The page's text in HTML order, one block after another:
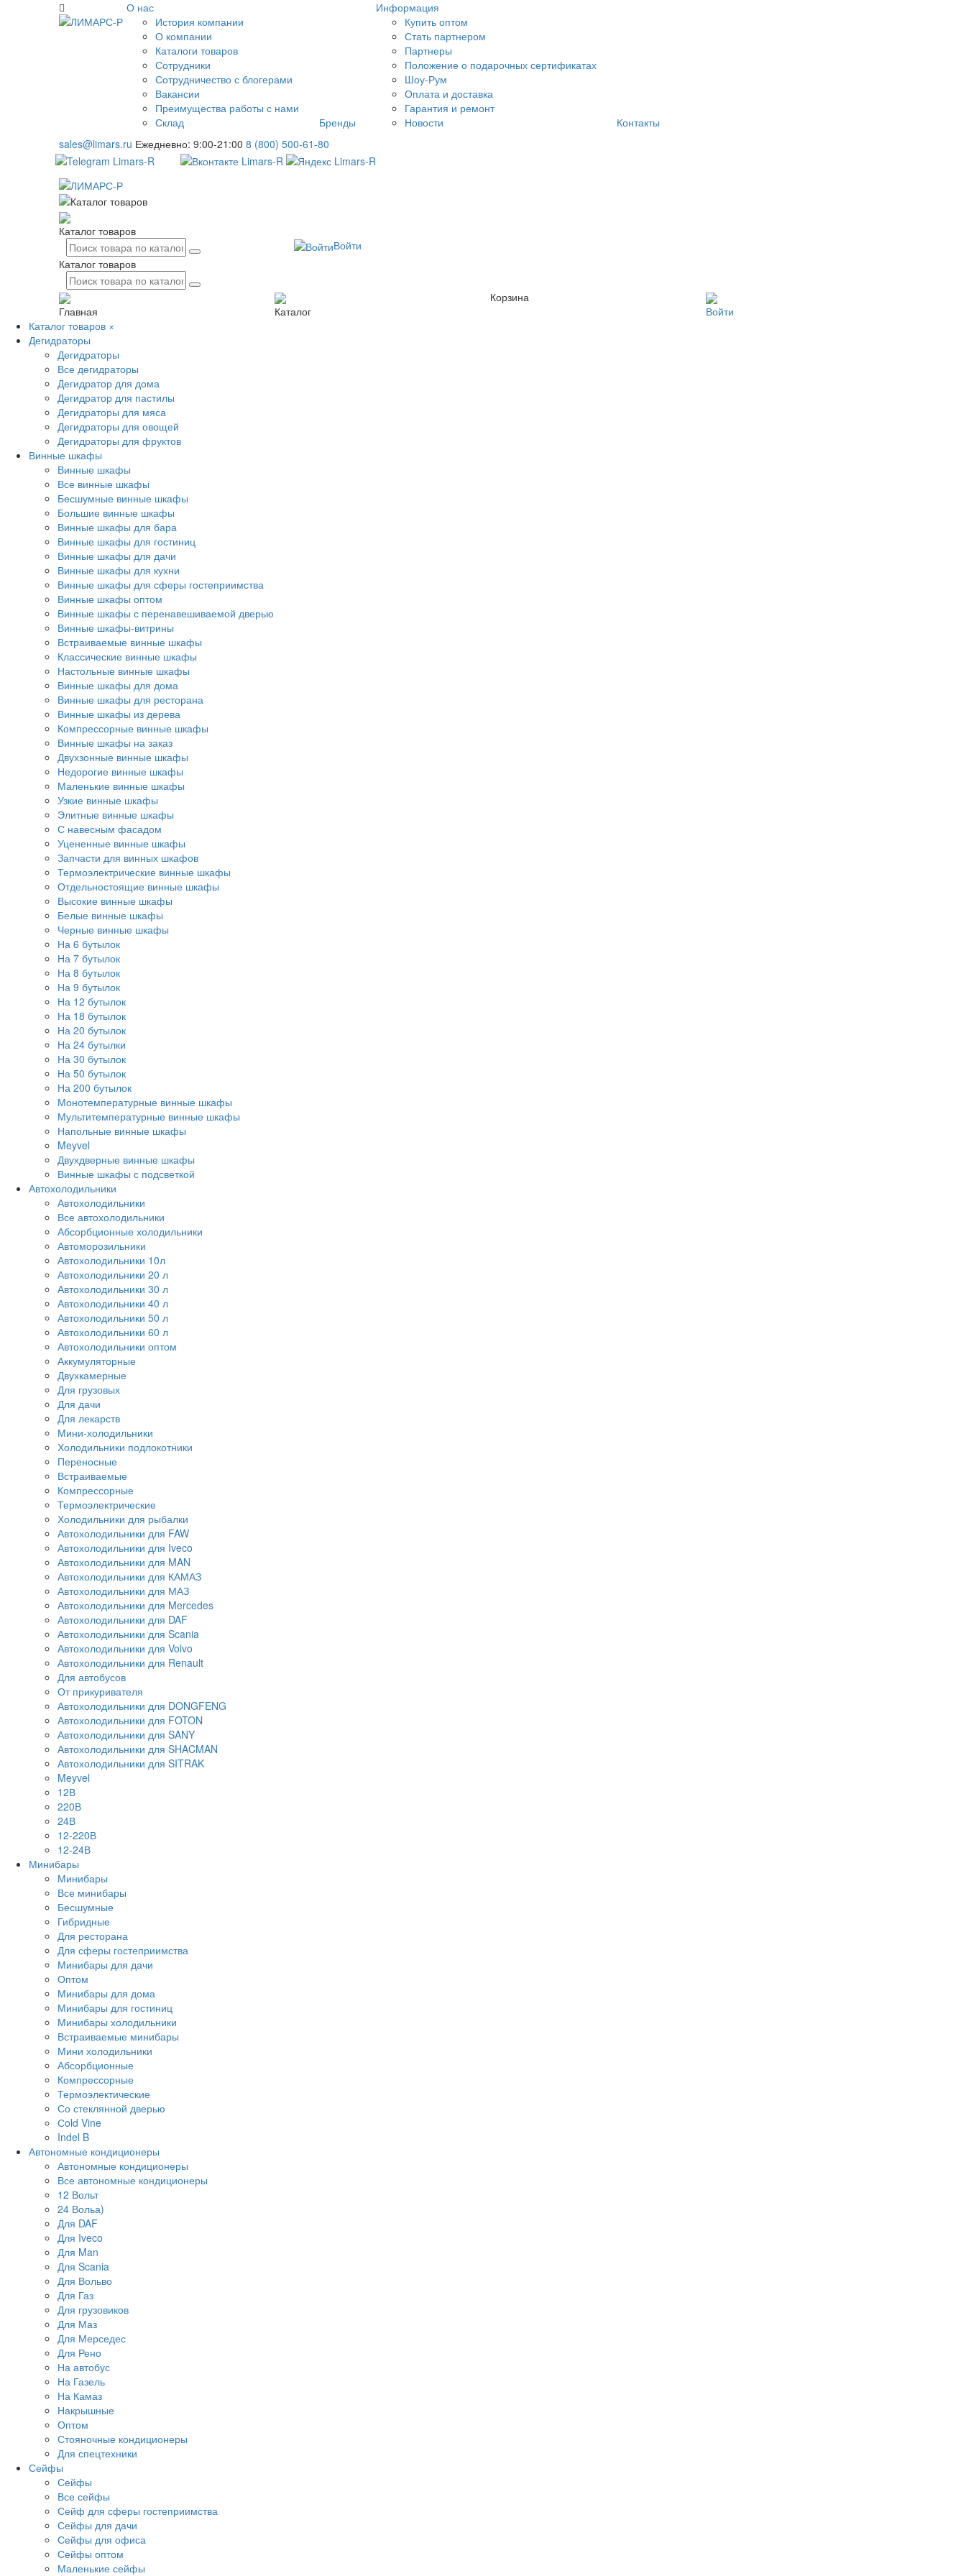
О нас
История компании
О компании
Каталоги товаров
Сотрудники
Сотрудничество с блогерами
Вакансии
Преимущества работы с нами
Склад
Бренды
Информация
Купить оптом
Стать партнером
Партнеры
Положение о подарочных сертификатах
Шоу-Рум
Оплата и доставка
Гарантия и ремонт
Новости
Контакты
sales@limars.ru Ежедневно: 9:00-21:00 8 (800) 500-61-80
Каталог товаров
Войти
Каталог товаров
Главная Каталог
Корзина
Войти
Каталог товаров ×
Дегидраторы
Дегидраторы
Все дегидраторы
Дегидратор для дома
Дегидратор для пастилы
Дегидраторы для мяса
Дегидраторы для овощей
Дегидраторы для фруктов
Винные шкафы
Винные шкафы
Все винные шкафы
Бесшумные винные шкафы
Большие винные шкафы
Винные шкафы для бара
Винные шкафы для гостиниц
Винные шкафы для дачи
Винные шкафы для кухни
Винные шкафы для сферы гостеприимства
Винные шкафы оптом
Винные шкафы с перенавешиваемой дверью
Винные шкафы-витрины
Встраиваемые винные шкафы
Классические винные шкафы
Настольные винные шкафы
Винные шкафы для дома
Винные шкафы для ресторана
Винные шкафы из дерева
Компрессорные винные шкафы
Винные шкафы на заказ
Двухзонные винные шкафы
Недорогие винные шкафы
Маленькие винные шкафы
Узкие винные шкафы
Элитные винные шкафы
С навесным фасадом
Уцененные винные шкафы
Запчасти для винных шкафов
Термоэлектрические винные шкафы
Отдельностоящие винные шкафы
Высокие винные шкафы
Белые винные шкафы
Черные винные шкафы
На 6 бутылок
На 7 бутылок
На 8 бутылок
На 9 бутылок
На 12 бутылок
На 18 бутылок
На 20 бутылок
На 24 бутылки
На 30 бутылок
На 50 бутылок
На 200 бутылок
Монотемпературные винные шкафы
Мультитемпературные винные шкафы
Напольные винные шкафы
Meyvel
Двухдверные винные шкафы
Винные шкафы с подсветкой
Автохолодильники
Автохолодильники
Все автохолодильники
Абсорбционные холодильники
Автоморозильники
Автохолодильники 10л
Автохолодильники 20 л
Автохолодильники 30 л
Автохолодильники 40 л
Автохолодильники 50 л
Автохолодильники 60 л
Автохолодильники оптом
Аккумуляторные
Двухкамерные
Для грузовых
Для дачи
Для лекарств
Мини-холодильники
Холодильники подлокотники
Переносные
Встраиваемые
Компрессорные
Термоэлектрические
Холодильники для рыбалки
Автохолодильники для FAW
Автохолодильники для Iveco
Автохолодильники для MAN
Автохолодильники для КАМАЗ
Автохолодильники для МАЗ
Автохолодильники для Mercedes
Автохолодильники для DAF
Автохолодильники для Scania
Автохолодильники для Volvo
Автохолодильники для Renault
Для автобусов
От прикуривателя
Автохолодильники для DONGFENG
Автохолодильники для FOTON
Автохолодильники для SANY
Автохолодильники для SHACMAN
Автохолодильники для SITRAK
Meyvel
12В
220В
24В
12-220В
12-24В
Минибары
Минибары
Все минибары
Бесшумные
Гибридные
Для ресторана
Для сферы гостеприимства
Минибары для дачи
Оптом
Минибары для дома
Минибары для гостиниц
Минибары холодильники
Встраиваемые минибары
Мини холодильники
Абсорбционные
Компрессорные
Термоэлектические
Со стеклянной дверью
Сold Vine
Indel B
Автономные кондиционеры
Автономные кондиционеры
Все автономные кондиционеры
12 Вольт
24 Вольа)
Для DAF
Для Iveco
Для Man
Для Scania
Для Вольво
Для Газ
Для грузовиков
Для Маз
Для Мерседес
Для Рено
На автобус
На Газель
На Камаз
Накрышные
Оптом
Стояночные кондиционеры
Для спецтехники
Сейфы
Сейфы
Все сейфы
Сейф для сферы гостеприимства
Сейфы для дачи
Сейфы для офиса
Сейфы оптом
Маленькие сейфы